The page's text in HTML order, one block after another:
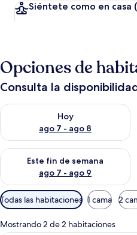
Siéntete como en casa
Opciones de
Consulta la
Hoy
ago 7 - ago 8
Consulta la disponibilidad para
Este fin de semana
ago 7 - ago 9
Consulta la disponibilidad
Filtros
disponibles
para
Todas las habitaciones 1 cama 2
Mostrando 2 de 2 habitaciones